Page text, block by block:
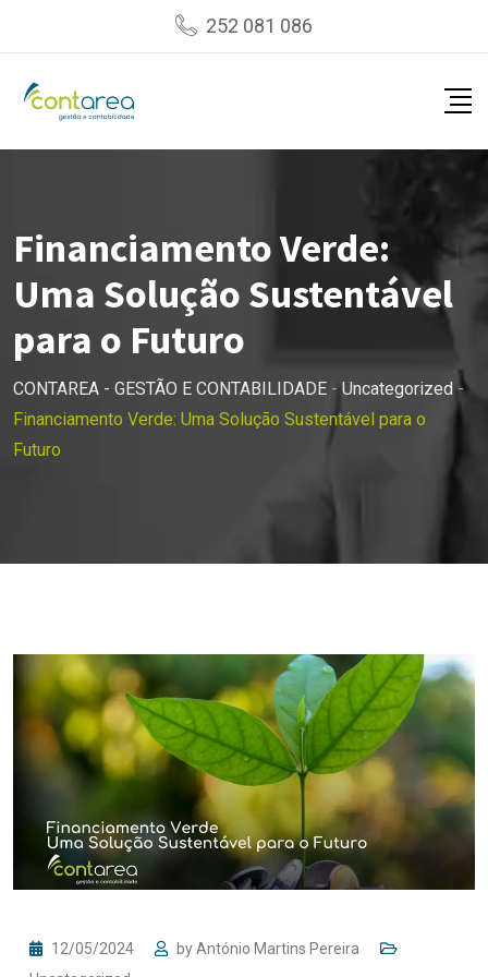
252 081 086
Financiamento Verde:
Uma Solução Sustentável
para o Futuro
CONTAREA - GESTÃO E CONTABILIDADE - Uncategorized -
Financiamento Verde: Uma Solução Sustentável para o
Futuro
12/05/2024 byAntónio Martins Pereira